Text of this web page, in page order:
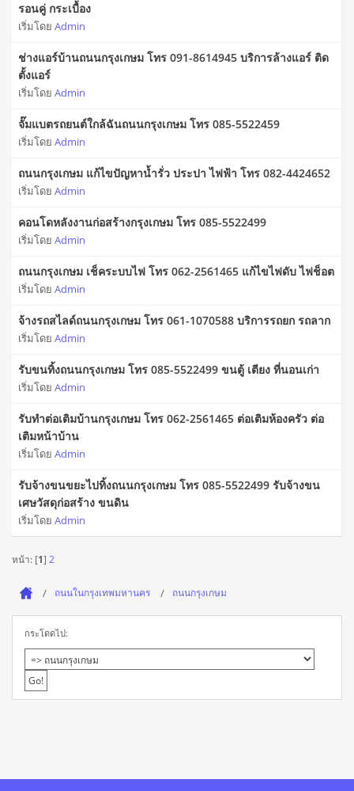
รอนคู่ กระเบื้อง
เริ่มโดย Admin
ช่างแอร์บ้านถนนกรุงเกษม โทร 091-8614945 บริการล้างแอร์ ติด
ตั้งแอร์
เริ่มโดย Admin
จั๊มแบตรถยนต์ใกล้ฉันถนนกรุงเกษม โทร 085-5522459
เริ่มโดย Admin
ถนนกรุงเกษม แก้ไขปัญหาน้ำรั่ว ประปา ไฟฟ้า โทร 082-4424652
เริ่มโดย Admin
คอนโดหลังงานก่อสร้างกรุงเกษม โทร 085-5522499
เริ่มโดย Admin
ถนนกรุงเกษม เช็คระบบไฟ โทร 062-2561465 แก้ไขไฟดับ ไฟช็อต
เริ่มโดย Admin
จ้างรถสไลด์ถนนกรุงเกษม โทร 061-1070588 บริการรถยก รถลาก
เริ่มโดย Admin
รับขนทิ้งถนนกรุงเกษม โทร 085-5522499 ขนตู้ เตียง ที่นอนเก่า
เริ่มโดย Admin
รับทำต่อเติมบ้านกรุงเกษม โทร 062-2561465 ต่อเติมห้องครัว ต่อ
เติมหน้าบ้าน
เริ่มโดย Admin
รับจ้างขนขยะไปทิ้งถนนกรุงเกษม โทร 085-5522499 รับจ้างขน
เศษวัสดุก่อสร้าง ขนดิน
เริ่มโดย Admin
หน้า: [1] 2
ถนนในกรุงเทพมหานคร ถนนกรุงเกษม
กระโดดไป: